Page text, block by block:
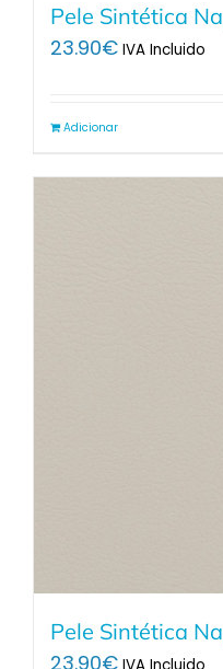
Pele Sintética
23.90€ IVA Incluido
Adicionar
Pele Sintética
23.90€